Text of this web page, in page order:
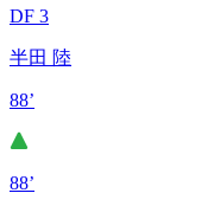
DF 3
半田 陸
88’
88’